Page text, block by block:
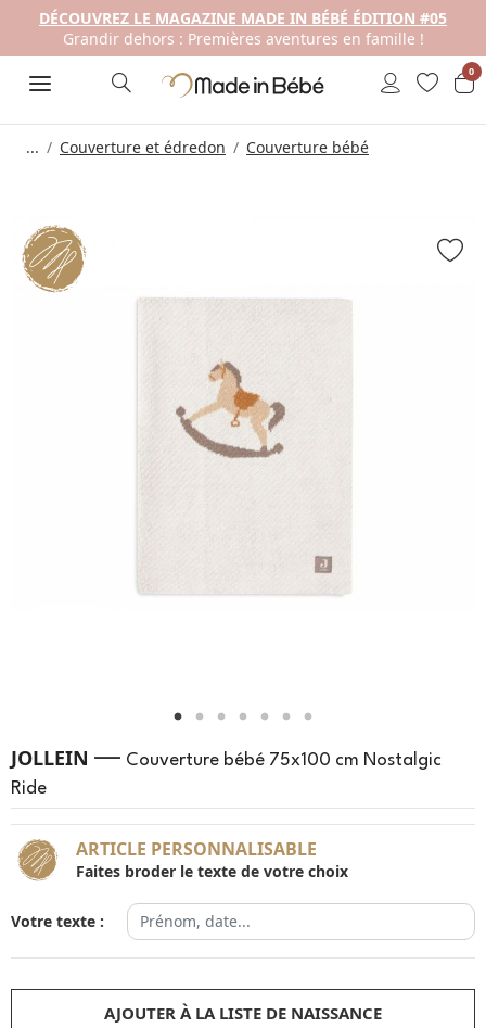
DÉCOUVREZ LE MAGAZINE MADE IN BÉBÉ ÉDITION #05
Grandir dehors : Premières aventures en famille !
0
... Couverture et édredon Couverture bébé
JOLLEIN — Couverture bébé 75x100 cm Nostalgic
Ride
ARTICLE PERSONNALISABLE
Faites broder le texte de votre choix
Votre texte :
AJOUTER À LA LISTE DE NAISSANCE